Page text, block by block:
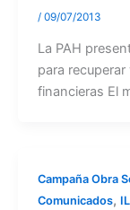
/ 09/07/2013
La PAH
para
financieras El
Campaña Obra
Comunicados,